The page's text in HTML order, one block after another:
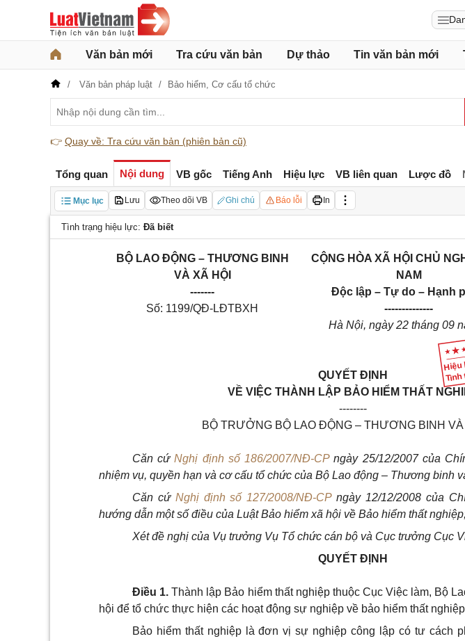
Văn bản mới Tra cứu văn bản Dự thảo Tin văn bản mới
Văn bản pháp luật Bảo hiểm, Cơ cấu tổ chức
👉 Quay về: Tra cứu văn bản (phiên bản cũ)
Tổng quan Nội dung VB gốc Tiếng Anh Hiệu lực VB liên quan Lược đồ
Mục lục Lưu Theo dõi VB Ghi chú Báo lỗi In
Tình trạng hiệu lực: Đã biết
BỘ LAO ĐỘNG – THƯƠNG BINH
VÀ XÃ HỘI
-------
Số: 1199/QĐ-LĐTBXH
CỘNG HÒA XÃ HỘI CHỦ
NAM
Độc lập – Tự do – Hạnh
--------------
Hà Nội, ngày 22 tháng 09
QUYẾT ĐỊNH
VỀ VIỆC THÀNH LẬP BẢO HIỂM THẤT
--------
BỘ TRƯỞNG BỘ LAO ĐỘNG – THƯƠNG BINH VÀ
Căn cứNghị định số 186/2007/NĐ-CPngày 25/12/2007 của
nhiệm vụ, quyền hạn và cơ cấu tổ chức của Bộ Lao động – Thương binh
Căn cứ Nghị định số 127/2008/NĐ-CPngày 12/12/2008 của
hướng dẫn một số điều của Luật Bảo hiểm xã hội về Bảo hiểm thất
Xét đề nghị của Vụ trưởng Vụ Tổ chức cán bộ và Cục trưởng Cục
QUYẾT ĐỊNH
Điều 1. Thành lập Bảo hiểm thất nghiệp thuộc Cục Việc làm, Bộ
hội để tổ chức thực hiện các hoạt động sự nghiệp về bảo hiểm thất
Bảo hiểm thất nghiệp là đơn vị sự nghiệp công lập có tư cách